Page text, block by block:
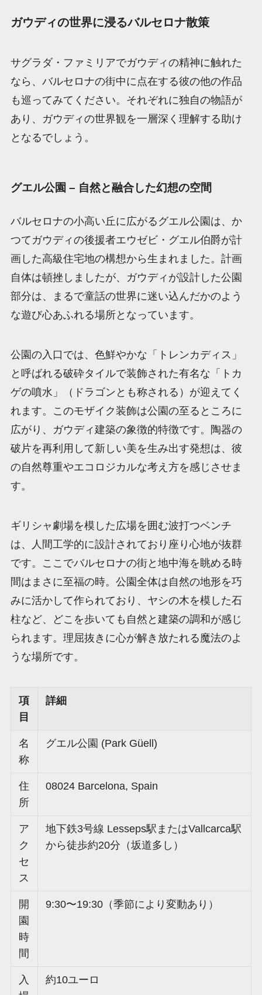
ガウディの世界に浸るバルセロナ散策
サグラダ・ファミリアでガウディの精神に触れた
なら、バルセロナの街中に点在する彼の他の作品
も巡ってみてください。それぞれに独自の物語が
あり、ガウディの世界観を一層深く理解する助け
となるでしょう。
グエル公園 – 自然と融合した幻想の空間
バルセロナの小高い丘に広がるグエル公園は、か
つてガウディの後援者エウゼビ・グエル伯爵が計
画した高級住宅地の構想から生まれました。計画
自体は頓挫しましたが、ガウディが設計した公園
部分は、まるで童話の世界に迷い込んだかのよう
な遊び心あふれる場所となっています。
公園の入口では、色鮮やかな「トレンカディス」
と呼ばれる破砕タイルで装飾された有名な「トカ
ゲの噴水」（ドラゴンとも称される）が迎えてく
れます。このモザイク装飾は公園の至るところに
広がり、ガウディ建築の象徴的特徴です。陶器の
破片を再利用して新しい美を生み出す発想は、彼
の自然尊重やエコロジカルな考え方を感じさせま
す。
ギリシャ劇場を模した広場を囲む波打つベンチ
は、人間工学的に設計されており座り心地が抜群
です。ここでバルセロナの街と地中海を眺める時
間はまさに至福の時。公園全体は自然の地形を巧
みに活かして作られており、ヤシの木を模した石
柱など、どこを歩いても自然と建築の調和が感じ
られます。理屈抜きに心が解き放たれる魔法のよ
うな場所です。
項
目
詳細
名
称
グエル公園 (Park Güell)
住
所
08024 Barcelona, Spain
ア
ク
セ
ス
地下鉄3号線 Lesseps駅またはVallcarca駅
から徒歩約20分（坂道多し）
開
園
時
間
9:30〜19:30（季節により変動あり）
入
約10ユーロ